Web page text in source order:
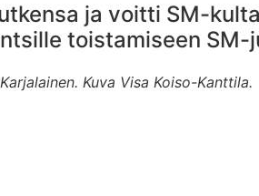
ja voitti SM-
toistamiseen SM-
Kuva Visa Koiso-Kanttila.